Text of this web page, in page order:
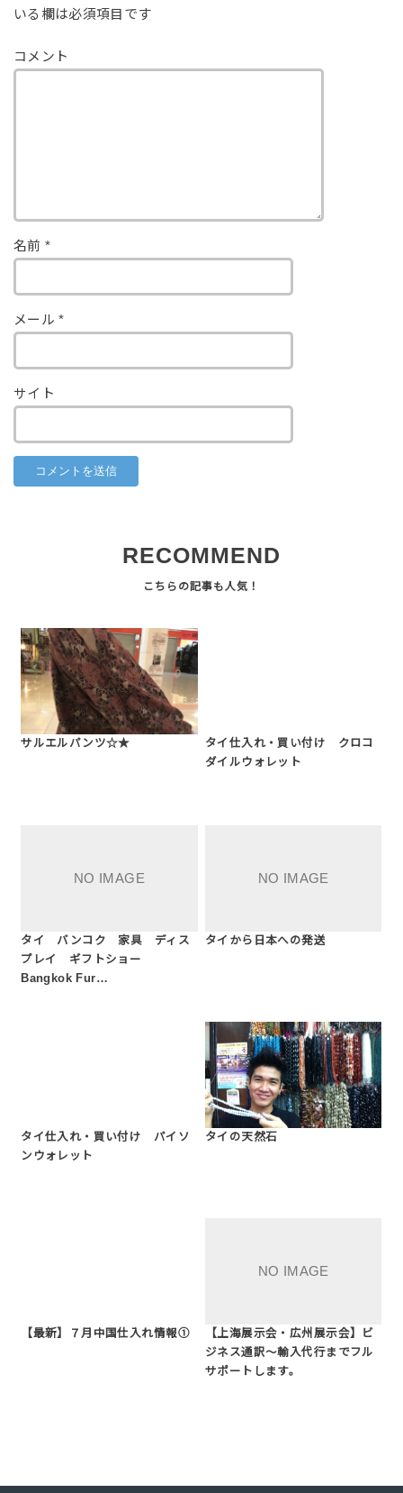
いる欄は必須項目です
コメント
名前 *
メール*
サイト
RECOMMEND
サルエルパンツ☆★
タイ仕入れ・買い付け クロコ
ダイルウォレット
タイ バンコク 家具 ディス
プレイ ギフトショー
Bangkok Fur…
タイから日本への発送
タイ仕入れ・買い付け パイソ
ンウォレット
タイの天然石
【最新】７月中国仕入れ情報①
【上海展示会・広州展示会】ビ
ジネス通訳～輸入代行までフル
サポートします。